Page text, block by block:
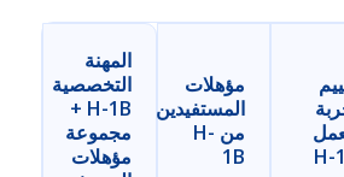
H-
مؤهلات
المستفيدين
من H-
1B
المهنة
التخصصية
H-1B +
مجموعة
مؤهلات